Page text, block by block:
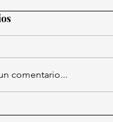
comentario...